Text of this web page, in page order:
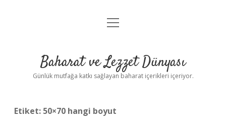
Anasayfa
Yasal Uyarı
menüyü
Baharat ve Lezzet Dünyası
Günlük mutfağa katkı sağlayan baharat içerikleri içeriyor.
Etiket: 50×70 hangi boyut